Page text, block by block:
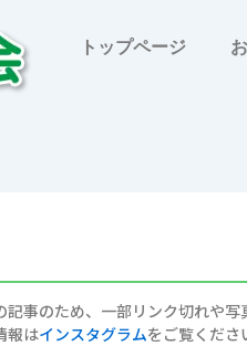
トップページ
記事のため、一部リンク切れや
報はインスタグラムをご覧くださ